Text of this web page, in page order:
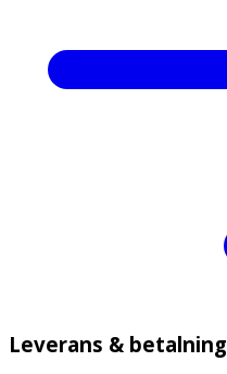
Leverans & betalning